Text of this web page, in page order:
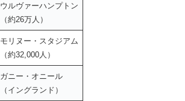
ウルヴァーハンプトン
（約26万人）
モリヌー・スタジアム
（約32,000人）
ガニー・オニール
（イングランド）